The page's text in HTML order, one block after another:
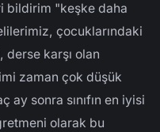
bildirim "keşke daha
çocuklarındaki
karşı olan
zaman çok düşük
sonra sınıfın en iyisi
olarak bu